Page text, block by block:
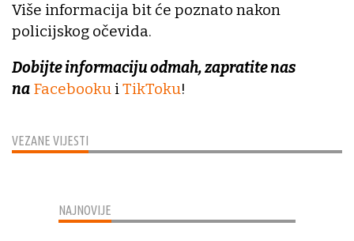
VEZANE VIJESTI
Više informacija bit će poznato nakon
policijskog očevida.
Dobijte informaciju odmah, zapratite nas
na FacebookuiTikToku!
NAJNOVIJE